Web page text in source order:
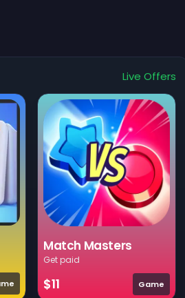
Live Offers
Match Masters
Get paid
$11 Game